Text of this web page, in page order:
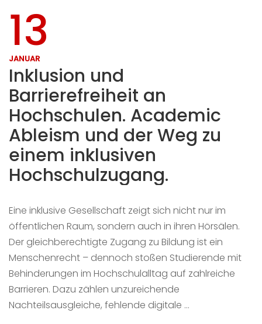
13
JANUAR
Inklusion und
Barrierefreiheit an
Hochschulen. Academic
Ableism und der Weg zu
einem inklusiven
Hochschulzugang.
Eine inklusive Gesellschaft zeigt sich nicht nur im
öffentlichen Raum, sondern auch in ihren Hörsälen.
Der gleichberechtigte Zugang zu Bildung ist ein
Menschenrecht – dennoch stoßen Studierende mit
Behinderungen im Hochschulalltag auf zahlreiche
Barrieren. Dazu zählen unzureichende
Nachteilsausgleiche, fehlende digitale …